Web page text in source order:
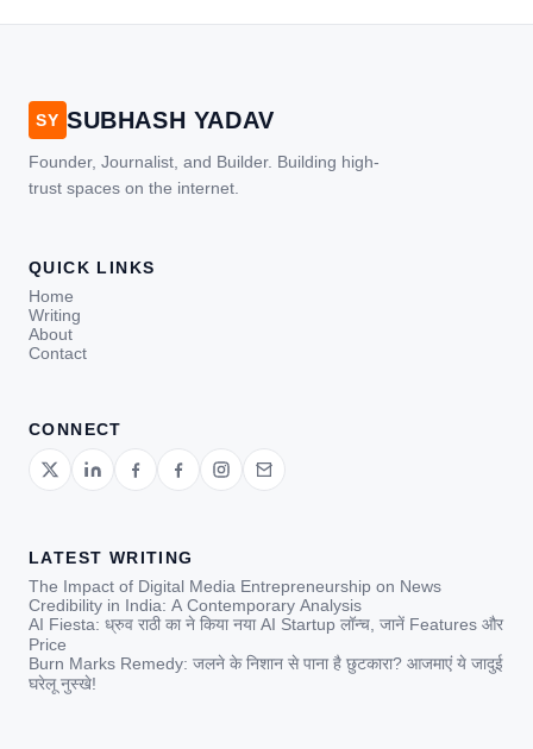
SY SUBHASH YADAV
Founder, Journalist, and Builder. Building high-
trust spaces on the internet.
QUICK LINKS
Home
Writing
About
Contact
CONNECT
LATEST WRITING
The Impact of Digital Media Entrepreneurship on News
Credibility in India: A Contemporary Analysis
AI Fiesta: ध्रुव राठी का ने किया नया AI Startup लॉन्च, जानें Features और
Price
Burn Marks Remedy: जलने के निशान से पाना है छुटकारा? आजमाएं ये जादुई
घरेलू नुस्खे!